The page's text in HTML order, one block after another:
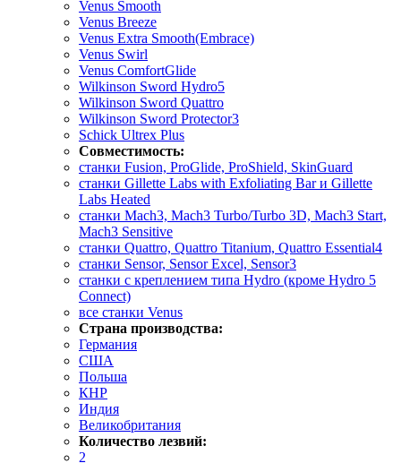
Venus Smooth
Venus Breeze
Venus Extra Smooth(Embrace)
Venus Swirl
Venus ComfortGlide
Wilkinson Sword Hydro5
Wilkinson Sword Quattro
Wilkinson Sword Protector3
Schick Ultrex Plus
Совместимость:
станки Fusion, ProGlide, ProShield, SkinGuard
станки Gillette Labs with Exfoliating Bar и Gillette
Labs Heated
станки Mach3, Mach3 Turbo/Turbo 3D, Mach3 Start,
Mach3 Sensitive
станки Quattro, Quattro Titanium, Quattro Essential4
станки Sensor, Sensor Excel, Sensor3
станки с креплением типа Hydro (кроме Hydro 5
Connect)
все станки Venus
Страна производства:
Германия
США
Польша
КНР
Индия
Великобритания
Количество лезвий:
2